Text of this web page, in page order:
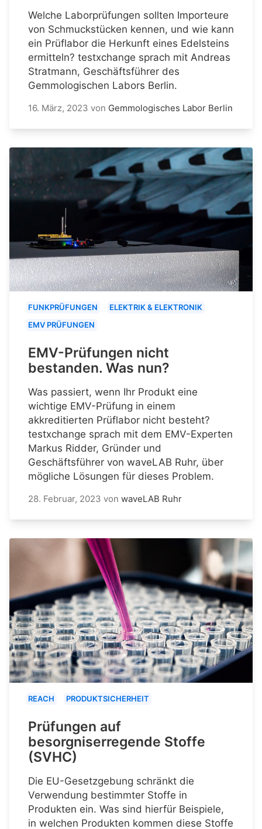
Welche Laborprüfungen sollten Importeure
von Schmuckstücken kennen, und wie kann
ein Prüflabor die Herkunft eines Edelsteins
ermitteln? testxchange sprach mit Andreas
Stratmann, Geschäftsführer des
Gemmologischen Labors Berlin.
16. März, 2023 von Gemmologisches Labor Berlin
FUNKPRÜFUNGEN
ELEKTRIK & ELEKTRONIK
EMV PRÜFUNGEN
EMV-Prüfungen nicht
bestanden. Was nun?
Was passiert, wenn Ihr Produkt eine
wichtige EMV-Prüfung in einem
akkreditierten Prüflabor nicht besteht?
testxchange sprach mit dem EMV-Experten
Markus Ridder, Gründer und
Geschäftsführer von waveLAB Ruhr, über
mögliche Lösungen für dieses Problem.
28. Februar, 2023 von waveLAB Ruhr
REACH PRODUKTSICHERHEIT
Prüfungen auf
besorgniserregende Stoffe
(SVHC)
Die EU-Gesetzgebung schränkt die
Verwendung bestimmter Stoffe in
Produkten ein. Was sind hierfür Beispiele,
in welchen Produkten kommen diese Stoffe